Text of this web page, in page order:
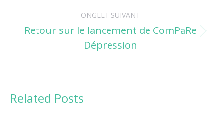
ONGLET SUIVANT
Onglet
suivant
Retour sur le lancement de ComPaRe
Dépression
Related Posts